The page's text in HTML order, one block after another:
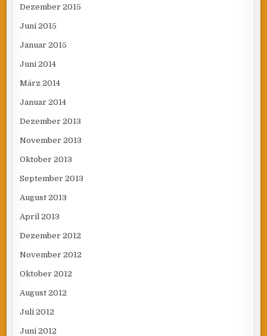
Dezember 2015
Juni 2015
Januar 2015
Juni 2014
März 2014
Januar 2014
Dezember 2013
November 2013
Oktober 2013
September 2013
August 2013
April 2013
Dezember 2012
November 2012
Oktober 2012
August 2012
Juli 2012
Juni 2012